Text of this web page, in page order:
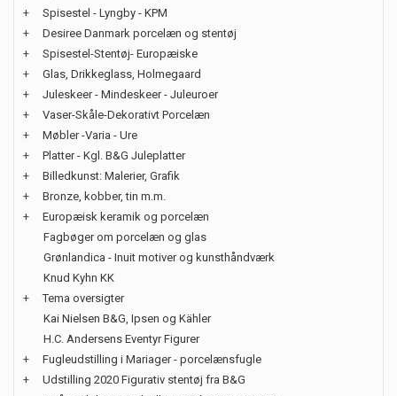
+
Spisestel - Lyngby - KPM
+
Desiree Danmark porcelæn og stentøj
+
Spisestel-Stentøj- Europæiske
+
Glas, Drikkeglass, Holmegaard
+
Juleskeer - Mindeskeer - Juleuroer
+
Vaser-Skåle-Dekorativt Porcelæn
+
Møbler -Varia - Ure
+
Platter - Kgl. B&G Juleplatter
+
Billedkunst: Malerier, Grafik
+
Bronze, kobber, tin m.m.
+
Europæisk keramik og porcelæn
Fagbøger om porcelæn og glas
Grønlandica - Inuit motiver og kunsthåndværk
Knud Kyhn KK
+
Tema oversigter
Kai Nielsen B&G, Ipsen og Kähler
H.C. Andersens Eventyr Figurer
+
Fugleudstilling i Mariager - porcelænsfugle
+
Udstilling 2020 Figurativ stentøj fra B&G